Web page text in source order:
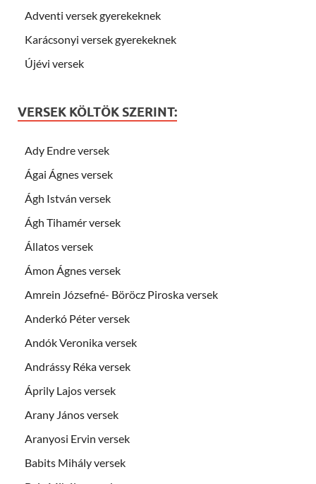
Adventi versek gyerekeknek
Karácsonyi versek gyerekeknek
Újévi versek
VERSEK KÖLTÖK SZERINT:
Ady Endre versek
Ágai Ágnes versek
Ágh István versek
Ágh Tihamér versek
Állatos versek
Ámon Ágnes versek
Amrein Józsefné- Böröcz Piroska versek
Anderkó Péter versek
Andók Veronika versek
Andrássy Réka versek
Áprily Lajos versek
Arany János versek
Aranyosi Ervin versek
Babits Mihály versek